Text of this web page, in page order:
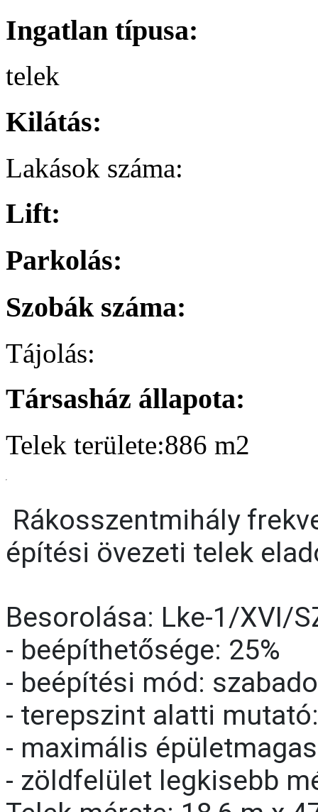
Ingatlan típusa:
telek
Kilátás:
Lakások száma:
Lift:
Parkolás:
Szobák száma:
Tájolás:
Társasház állapota:
Telek területe:886 m2
Rákosszentmihály
építési övezeti telek
Besorolása: Lke-1/XVI/
- beépíthetősége: 25%
- beépítési mód:
- terepszint alatti
- maximális
- zöldfelület legkisebb